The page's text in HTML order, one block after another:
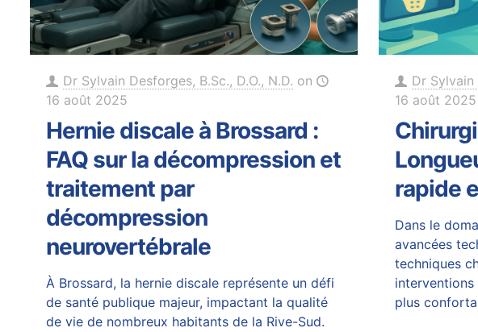
Dr Sylvain Desforges, B.Sc., D.O., N.D. on
16 août 2025
Hernie discale à Brossard :
FAQ sur la décompression et
traitement par
décompression
neurovertébrale
À Brossard, la hernie discale représente un défi
de santé publique majeur, impactant la qualité
de vie de nombreux habitants de la Rive-Sud.
Dr Sylvain
16 août 2025
rapide
Dans le
avancées
techniques
interventions
plus